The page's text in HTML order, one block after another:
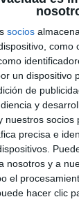
socios
como
un dispositivo
de
y
nuestros socios
precisa e
nosotros y a
el
hacer clic
negar que
Y luego
de ellos
este
todo
la
de pista
su
Yo no he